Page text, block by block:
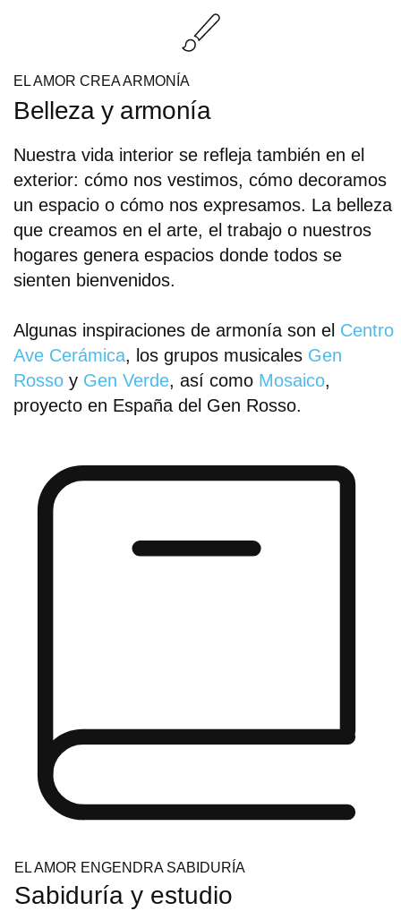
EL AMOR CREA ARMONÍA
Belleza y armonía
Nuestra vida interior se refleja también en el
exterior: cómo nos vestimos, cómo decoramos
un espacio o cómo nos expresamos. La belleza
que creamos en el arte, el trabajo o nuestros
hogares genera espacios donde todos se
sienten bienvenidos.
Algunas inspiraciones de armonía son el Centro
Ave Cerámica, los grupos musicales Gen
Rosso y Gen Verde, así como Mosaico,
proyecto en España del Gen Rosso.
EL AMOR ENGENDRA SABIDURÍA
Sabiduría y estudio